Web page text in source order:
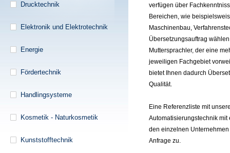
Drucktechnik
Elektronik und Elektrotechnik
Energie
Fördertechnik
Handlingsysteme
Kosmetik - Naturkosmetik
Kunststofftechnik
verfügen über
Bereichen, wie
Maschinenbau,
Übersetzungsauftrag
Muttersprachler, der eine
jeweiligen Fachgebiet
bietet Ihnen dadurch
Qualität.
Eine Referenzliste mit
Automatisierungstechnik
den einzelnen
Anfrage zu.